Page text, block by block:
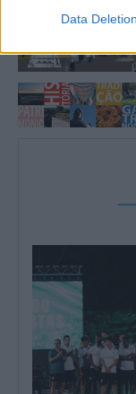
Data Deletion